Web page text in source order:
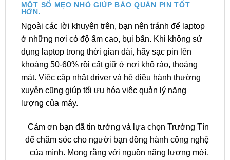
MỘT SỐ MẸO NHỎ GIÚP BẢO QUẢN PIN TỐT
HƠN.
Ngoài các lời khuyên trên, bạn nên tránh để laptop
ở những nơi có độ ẩm cao, bụi bẩn. Khi không sử
dụng laptop trong thời gian dài, hãy sạc pin lên
khoảng 50-60% rồi cất giữ ở nơi khô ráo, thoáng
mát. Việc cập nhật driver và hệ điều hành thường
xuyên cũng giúp tối ưu hóa việc quản lý năng
lượng của máy.
Cảm ơn bạn đã tin tưởng và lựa chọn Trường Tín
để chăm sóc cho người bạn đồng hành công nghệ
của mình. Mong rằng với nguồn năng lượng mới,